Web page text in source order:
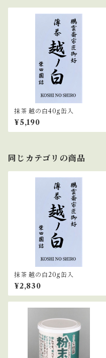
抹茶 越の白40g缶入
¥5,190
同じカテゴリの商品
抹茶 越の白20g缶入
¥2,830